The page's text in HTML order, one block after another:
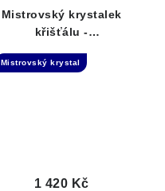
Mistrovský krystalek
křišťálu -
- stříbrný přívěsek
Mistrovský krystal
1 420 Kč